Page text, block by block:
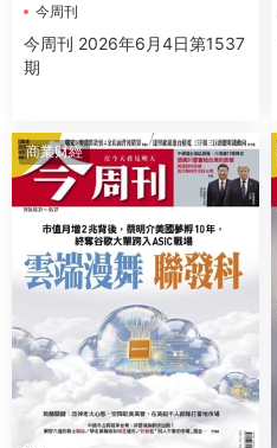
今周刊
今周刊 2026年6月4日第1537
期
商業财經